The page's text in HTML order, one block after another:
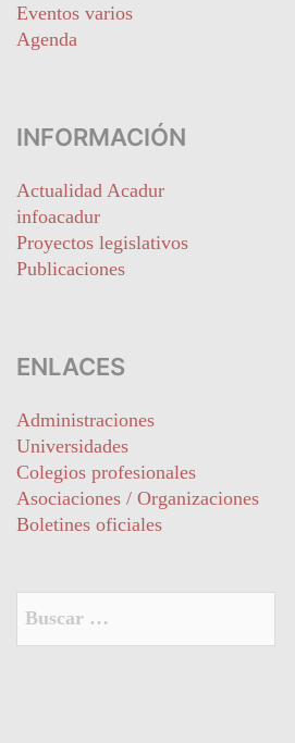
Eventos varios
Agenda
INFORMACIÓN
Actualidad Acadur
infoacadur
Proyectos legislativos
Publicaciones
ENLACES
Administraciones
Universidades
Colegios profesionales
Asociaciones / Organizaciones
Boletines oficiales